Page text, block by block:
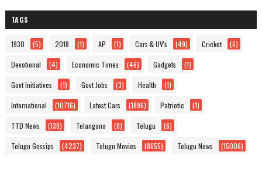
TAGS
1930 (5) 2018 (1) AP (1) Cars & UV's (49) Cricket (6)
Devotional (4) Economic Times (46) Gadgets (1)
Govt Initiatives (1) Govt Jobs (3) Health (1)
International (10716) Latest Cars (1896) Patriotic (1)
TTD News (138) Telangana (8) Telugu (6)
Telugu Gossips (4237) Telugu Movies (8655) Telugu News (15006)